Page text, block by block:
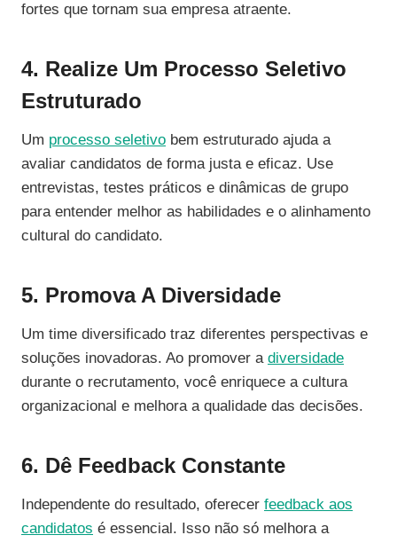
fortes que tornam sua empresa atraente.
4. Realize Um Processo Seletivo
Estruturado
Um processo seletivo bem estruturado ajuda a
avaliar candidatos de forma justa e eficaz. Use
entrevistas, testes práticos e dinâmicas de grupo
para entender melhor as habilidades e o alinhamento
cultural do candidato.
5. Promova A Diversidade
Um time diversificado traz diferentes perspectivas e
soluções inovadoras. Ao promover a diversidade
durante o recrutamento, você enriquece a cultura
organizacional e melhora a qualidade das decisões.
6. Dê Feedback Constante
Independente do resultado, oferecer feedback aos
candidatos é essencial. Isso não só melhora a